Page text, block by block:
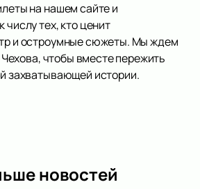
на нашем сайте и
числу тех, кто ценит
и остроумные сюжеты. Мы ждем
чтобы вместе пережить
захватывающей истории.
новостей